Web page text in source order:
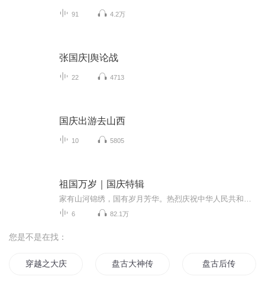
91 4.2万
张国庆|舆论战
22 4713
国庆出游去山西
10 5805
祖国万岁｜国庆特辑
6 82.1万
您是不是在找：
穿越之大庆帝国 盘古大神传 盘古后传